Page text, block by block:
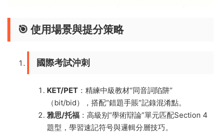
🎯 ​ ​使用場景與提分策略​
​國際考試沖刺​
​KET/PET​ ​：精練中級教材“同音詞陷阱”
（bit/bid），搭配“錯題手賬”記錄混淆點。
​雅思/托福​ ​：高級别“學術辯論”單元匹配Section 4
題型，學習速記符号與邏輯分層技巧。